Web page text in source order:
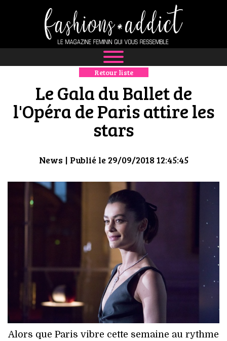
NEWS
MODE
LUXE
DÉFILÉS
BOUTIQUE
CULTURE
HIGH TECH
MAISON
AUTO
LIEUX TENDANCES
BEAUTÉ
Retour liste
Le Gala du Ballet de
l'Opéra de Paris attire les
stars
News | Publié le 29/09/2018 12:45:45
Alors que Paris vibre cette semaine au rythme